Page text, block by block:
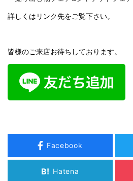
詳しくはリンク先をご覧下さい。
皆様のご来店お待ちしております。
Facebook
B! Hatena